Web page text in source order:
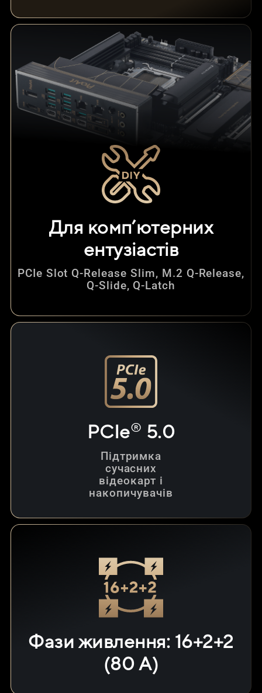
Для комп’ютерних
ентузіастів
PCIe Slot Q-Release Slim, M.2 Q-Release,
Q-Slide, Q-Latch​
PCIe® 5.0
Підтримка
сучасних
відеокарт і
накопичувачів
Фази живлення: 16+2+2
(80 A)